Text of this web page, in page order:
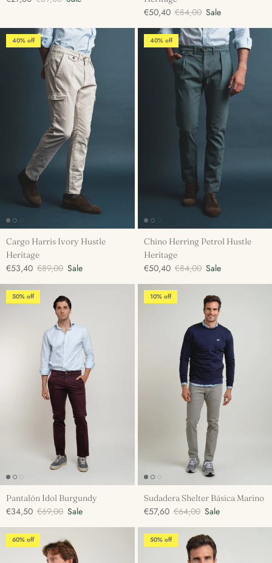
€50,40 €84,00 Sale
40% off
Cargo Harris Ivory Hustle
Heritage
€53,40 €89,00 Sale
40% off
Chino Herring Petrol Hustle
Heritage
€50,40 €84,00 Sale
50% off
Pantalón Idol Burgundy
€34,50 €69,00 Sale
10% off
Sudadera Shelter Básica Marino
€57,60 €64,00 Sale
60% off 50% off